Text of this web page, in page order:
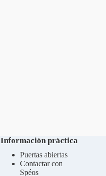
Información práctica
Puertas abiertas
Contactar con
Spéos